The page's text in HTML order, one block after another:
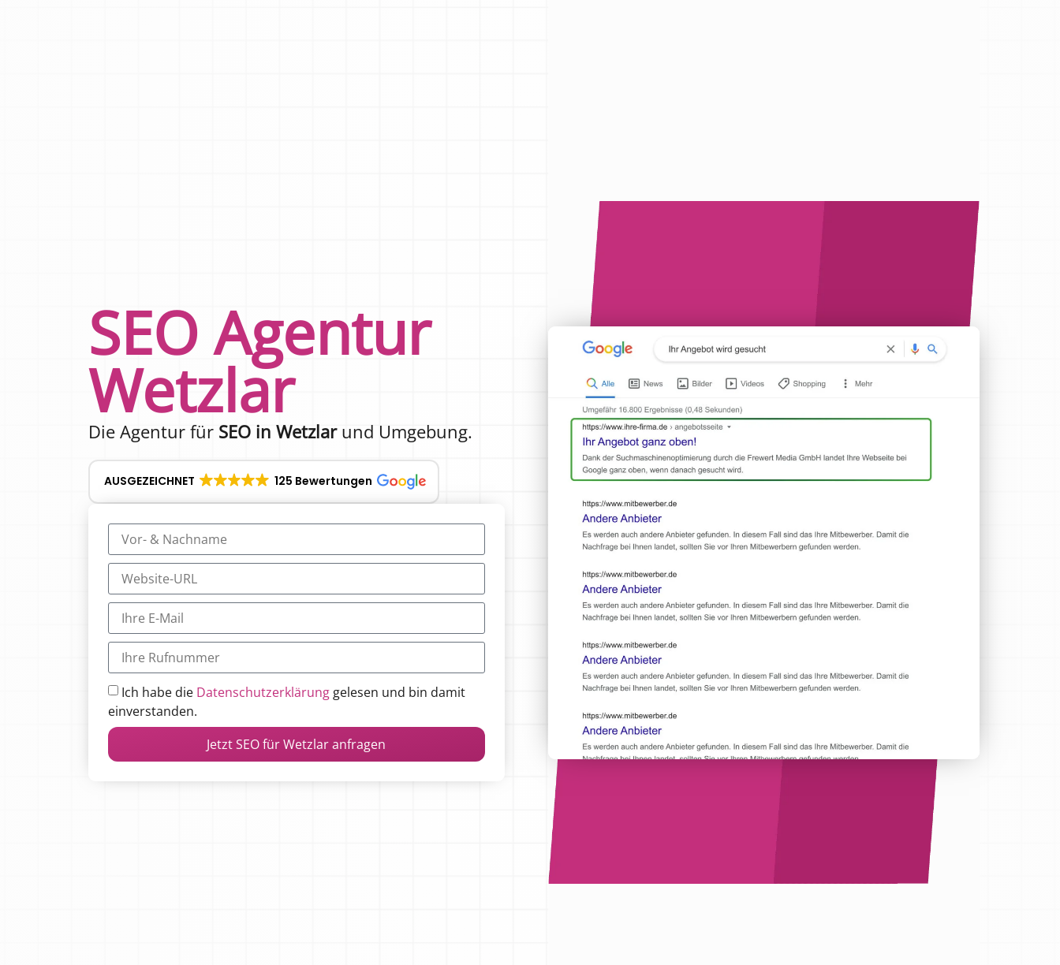
SEO Agentur
Wetzlar
Die Agentur für SEO in Wetzlarund Umgebung.
AUSGEZEICHNET 125 Bewertungen
Ich habe die Datenschutzerklärung gelesen und bin damit
einverstanden.
Jetzt SEO für Wetzlar anfragen